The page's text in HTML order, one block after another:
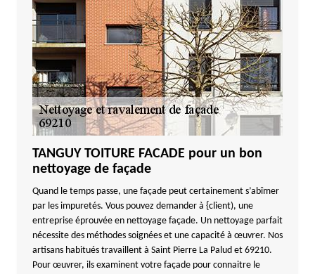
TANGUY TOITURE FACADE pour un bon
nettoyage de façade
Quand le temps passe, une façade peut certainement s’abîmer
par les impuretés. Vous pouvez demander à {client), une
entreprise éprouvée en nettoyage façade. Un nettoyage parfait
nécessite des méthodes soignées et une capacité à œuvrer. Nos
artisans habitués travaillent à Saint Pierre La Palud et 69210.
Pour œuvrer, ils examinent votre façade pour connaitre le